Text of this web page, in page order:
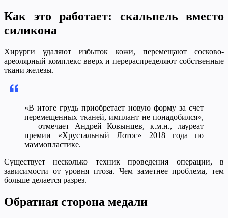
Как это работает: скальпель вместо
силикона
Хирурги удаляют избыток кожи, перемещают сосково-
ареолярный комплекс вверх и перераспределяют собственные
ткани железы.
«В итоге грудь приобретает новую форму за счет
перемещенных тканей, имплант не понадобился»,
— отмечает Андрей Ковынцев, к.м.н., лауреат
премии «Хрустальный Лотос» 2018 года по
маммопластике.
Существует несколько техник проведения операции, в
зависимости от уровня птоза. Чем заметнее проблема, тем
больше делается разрез.
Обратная сторона медали